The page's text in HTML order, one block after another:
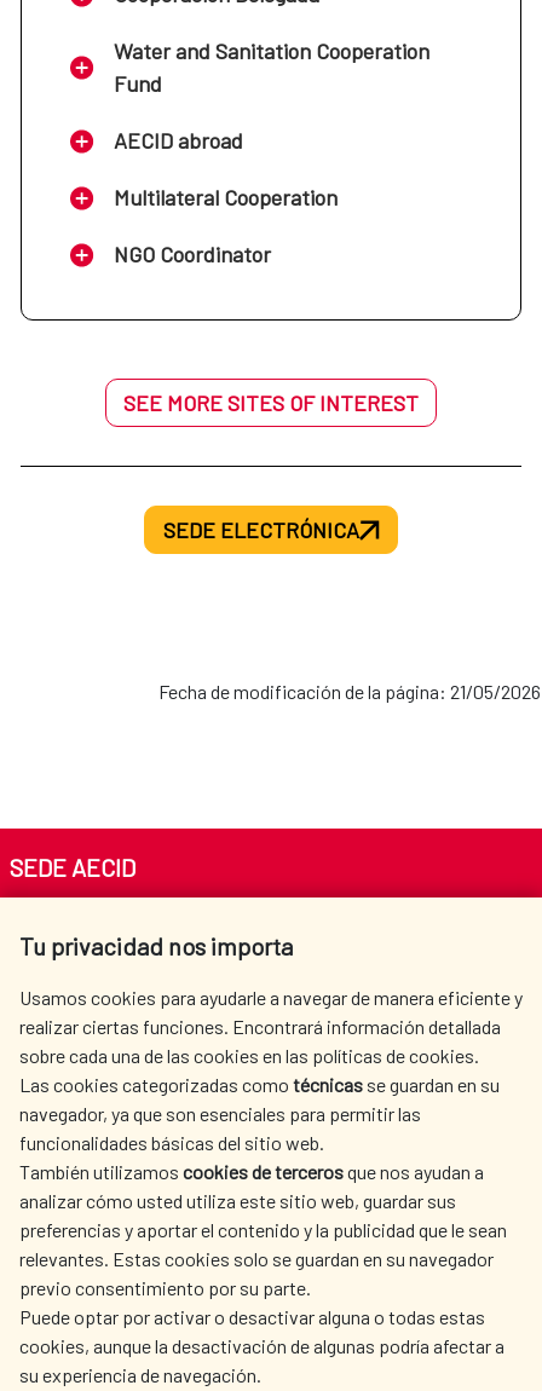
Water and Sanitation Cooperation
Fund
AECID abroad
Multilateral Cooperation
NGO Coordinator
SEE MORE SITES OF INTEREST
SEDE ELECTRÓNICA
Fecha de modificación de la página: 21/05/2026
Tu privacidad nos importa
Usamos cookies para ayudarle a navegar de manera eficiente y
realizar ciertas funciones. Encontrará información detallada
sobre cada una de las cookies en las políticas de cookies.
Las cookies categorizadas como técnicas se guardan en su
navegador, ya que son esenciales para permitir las
funcionalidades básicas del sitio web.
También utilizamos cookies de tercerosque nos ayudan a
analizar cómo usted utiliza este sitio web, guardar sus
preferencias y aportar el contenido y la publicidad que le sean
relevantes. Estas cookies solo se guardan en su navegador
previo consentimiento por su parte.
Puede optar por activar o desactivar alguna o todas estas
cookies, aunque la desactivación de algunas podría afectar a
su experiencia de navegación.
SEDE AECID
Tel. +34 900 20 30 54​​​​​​​
AECID
WHERE DO WE COOPERATE?
SPANISH HUMANITARIAN
ACTION
PRESS ROOM
CULTURE AND SCIENCE LIBRARY
OUR SOCIAL MEDIA